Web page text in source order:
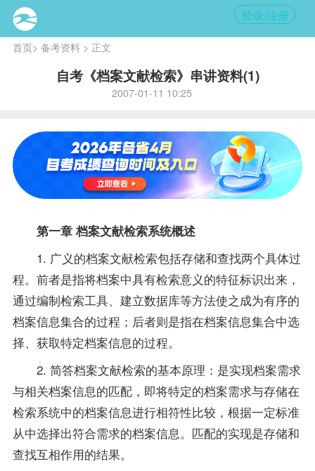
登录/注册
首页> 备考资料> 正文
自考《档案文献检索》串讲资料(1)
2007-01-11 10:25
第一章 档案文献检索系统概述
1. 广义的档案文献检索包括存储和查找两个具体过
程。前者是指将档案中具有检索意义的特征标识出来，
通过编制检索工具、建立数据库等方法使之成为有序的
档案信息集合的过程；后者则是指在档案信息集合中选
择、获取特定档案信息的过程。
2. 简答档案文献检索的基本原理：是实现档案需求
与相关档案信息的匹配，即将特定的档案需求与存储在
检索系统中的档案信息进行相符性比较，根据一定标准
从中选择出符合需求的档案信息。匹配的实现是存储和
查找互相作用的结果。